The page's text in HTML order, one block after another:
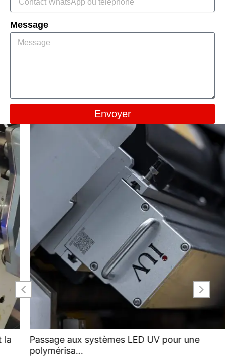
Message
Envoyer
Passage aux systèmes LED UV pour une
polymérisa...